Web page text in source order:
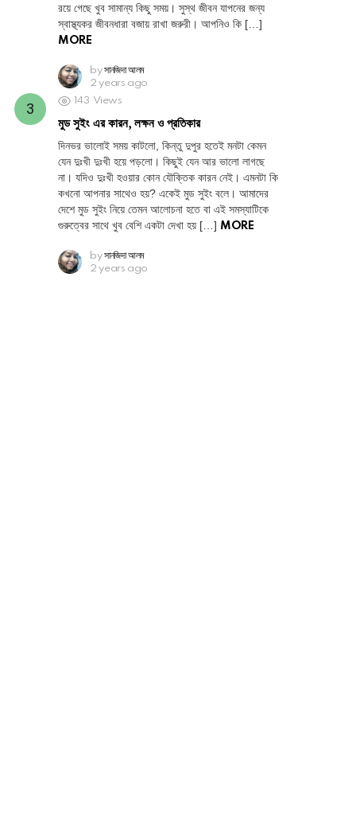
রয়ে গেছে খুব সামান্য কিছু সময়। সুস্থ জীবন যাপনের জন্য
স্বাস্থ্যকর জীবনধারা বজায় রাখা জরুরী। আপনিও কি […]
MORE
by সানজিদা আলম
2 years ago
143 Views
মুড সুইং এর কারন, লক্ষন ও প্রতিকার
দিনভর ভালোই সময় কাটলো, কিন্তু দুপুর হতেই মনটা কেমন
যেন দুঃখী দুঃখী হয়ে পড়লো। কিছুই যেন আর ভালো লাগছে
না। যদিও দুঃখী হওয়ার কোন যৌক্তিক কারন নেই। এমনটা কি
কখনো আপনার সাথেও হয়? একেই মুড সুইং বলে। আমাদের
দেশে মুড সুইং নিয়ে তেমন আলোচনা হতে বা এই সমস্যাটিকে
গুরুত্বের সাথে খুব বেশি একটা দেখা হয় […] MORE
by সানজিদা আলম
2 years ago